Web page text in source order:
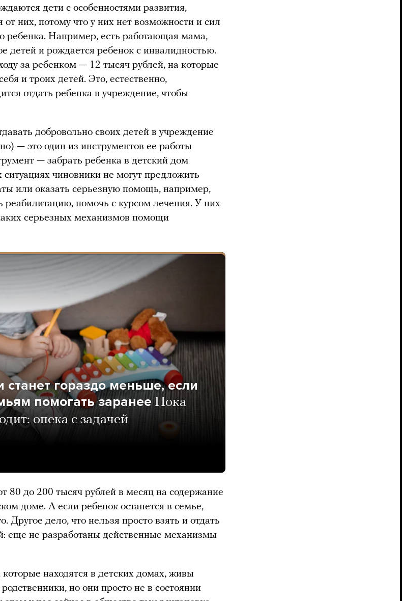
дети с особенностями развития,
от них, потому что у них нет возможности и сил
ребенка. Например, есть работающая мама,
детей и рождается ребенок с инвалидностью.
за ребенком — 12 тысяч рублей, на которые
и троих детей. Это, естественно,
отдать ребенка в учреждение, чтобы
добровольно своих детей в учреждение
— это один из инструментов ее работы
— забрать ребенка в детский дом
ситуациях чиновники не могут предложить
или оказать серьезную помощь, например,
реабилитацию, помочь с курсом лечения. У них
серьезных механизмов помощи
станет гораздо меньше, если
помогать заранее Пока
опека с задачей
80 до 200 тысяч рублей в месяц на содержание
доме. А если ребенок останется в семье,
Другое дело, что нельзя просто взять и отдать
еще не разработаны действенные механизмы
которые находятся в детских домах, живы
но они просто не в состоянии